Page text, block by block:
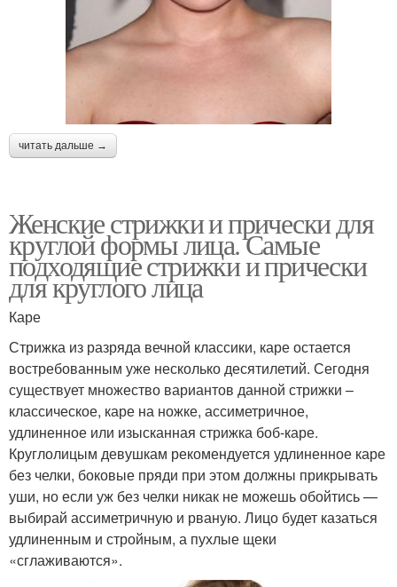
читать дальше →
Женские стрижки и прически для
круглой формы лица. Самые
подходящие стрижки и прически
для круглого лица
Каре
Стрижка из разряда вечной классики, каре остается
востребованным уже несколько десятилетий. Сегодня
существует множество вариантов данной стрижки –
классическое, каре на ножке, ассиметричное,
удлиненное или изысканная стрижка боб-каре.
Круглолицым девушкам рекомендуется удлиненное каре
без челки, боковые пряди при этом должны прикрывать
уши, но если уж без челки никак не можешь обойтись —
выбирай ассиметричную и рваную. Лицо будет казаться
удлиненным и стройным, а пухлые щеки
«сглаживаются».